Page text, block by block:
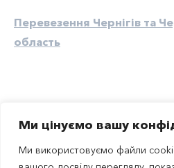
Ми цінуємо вашу
Ми використовуємо файли
Перевезення Чернігів та
область